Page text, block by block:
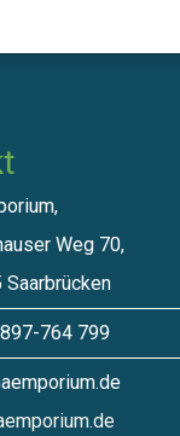
Weg 70,
764 799